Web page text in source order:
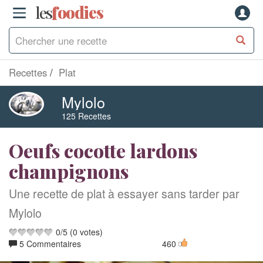
lesfoodies
Recettes Plat
Mylolo
125 Recettes
Oeufs cocotte lardons
champignons
Une recette de plat à essayer sans tarder par
Mylolo
0/5 (0 votes)
5 Commentaires
460